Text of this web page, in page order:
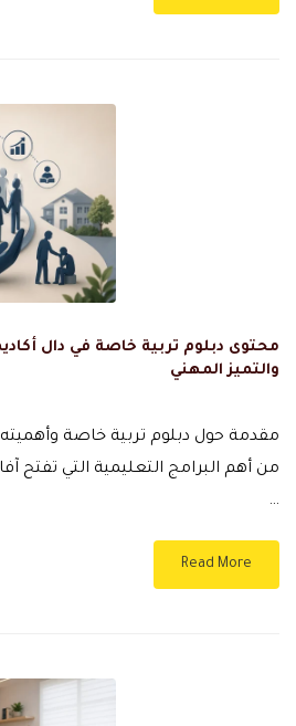
محتوى دبلوم تربية خاصة في دال
والتميز المهني
مقدمة حول دبلوم تربية خاصة
من أهم البرامج التعليمية التي تفتح
…
Read More